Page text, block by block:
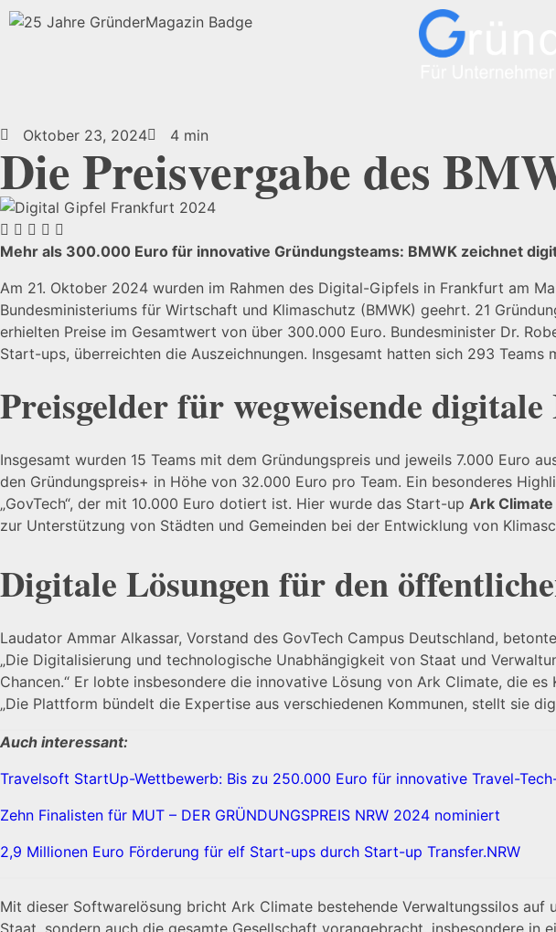
Oktober 23, 2024 4 min
Die Preisvergabe des
Mehr als 300.000 Euro für innovative Gründungsteams: BMWK zeichnet
Am 21. Oktober 2024 wurden im Rahmen des Digital-Gipfels in Frankfurt am
Bundesministeriums für Wirtschaft und Klimaschutz (BMWK) geehrt. 21
erhielten Preise im Gesamtwert von über 300.000 Euro. Bundesminister Dr.
Start-ups, überreichten die Auszeichnungen. Insgesamt hatten sich 293
Preisgelder für wegweisende digitale
Insgesamt wurden 15 Teams mit dem Gründungspreis und jeweils 7.000 Euro
den Gründungspreis+ in Höhe von 32.000 Euro pro Team. Ein besonderes
„GovTech“, der mit 10.000 Euro dotiert ist. Hier wurde das Start-up Ark Climate
zur Unterstützung von Städten und Gemeinden bei der Entwicklung von
Digitale Lösungen für den
Laudator Ammar Alkassar, Vorstand des GovTech Campus Deutschland,
„Die Digitalisierung und technologische Unabhängigkeit von Staat und
Chancen.“ Er lobte insbesondere die innovative Lösung von Ark Climate, die
„Die Plattform bündelt die Expertise aus verschiedenen Kommunen, stellt sie
Auch interessant:
Travelsoft StartUp-Wettbewerb: Bis zu 250.000 Euro für innovative Travel-
Zehn Finalisten für MUT – DER GRÜNDUNGSPREIS NRW 2024 nominiert
2,9 Millionen Euro Förderung für elf Start-ups durch Start-up Transfer.NRW
Mit dieser Softwarelösung bricht Ark Climate bestehende Verwaltungssilos